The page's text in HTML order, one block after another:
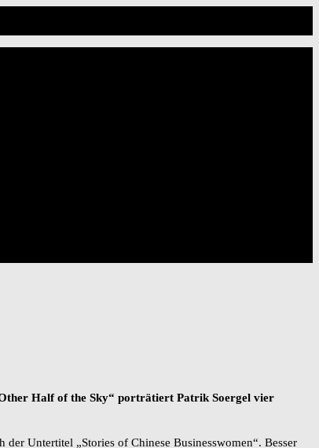
Half of the Sky“ porträtiert Patrik Soergel vier
Untertitel „Stories of Chinese Businesswomen“. Besser